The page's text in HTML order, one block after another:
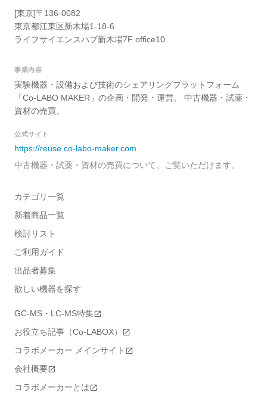
[東京]〒136-0082
東京都江東区新木場1-18-6
ライフサイエンスハブ新木場7F office10
事業内容
実験機器・設備および技術のシェアリングプラットフォーム
「Co-LABO MAKER」の企画・開発・運営。 中古機器・試薬・
資材の売買。
公式サイト
https://reuse.co-labo-maker.com
中古機器・試薬・資材の売買について、ご覧いただけます。
カテゴリ一覧
新着商品一覧
検討リスト
ご利用ガイド
出品者募集
欲しい機器を探す
GC-MS・LC-MS特集
お役立ち記事（Co-LABOX）
コラボメーカー メインサイト
会社概要
コラボメーカーとは